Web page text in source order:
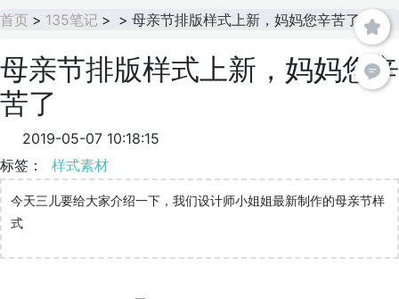
首页 > 135笔记 > > 母亲节排版样式上新，妈妈您辛苦了
母亲节排版样式上新，妈妈您辛
苦了
2019-05-07 10:18:15
标签： 样式素材
今天三儿要给大家介绍一下，我们设计师小姐姐最新制作的母亲节样
式